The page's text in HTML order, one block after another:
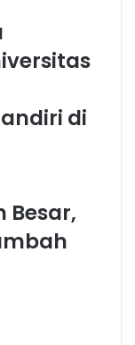
di
Besar,